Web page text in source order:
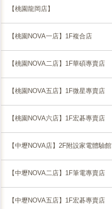
【桃園龍岡店】
【桃園NOVA一店】1F複合店
【桃園NOVA二店】1F華碩專賣店
【桃園NOVA五店】1F微星專賣店
【桃園NOVA六店】1F宏碁專賣店
【中壢NOVA店】2F附設家電體驗館
【中壢NOVA二店】1F筆電專賣店
【中壢NOVA五店】1F宏碁專賣店